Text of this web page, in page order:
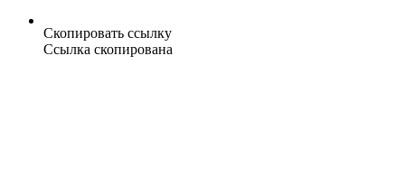
Скопировать ссылку
Ссылка скопирована